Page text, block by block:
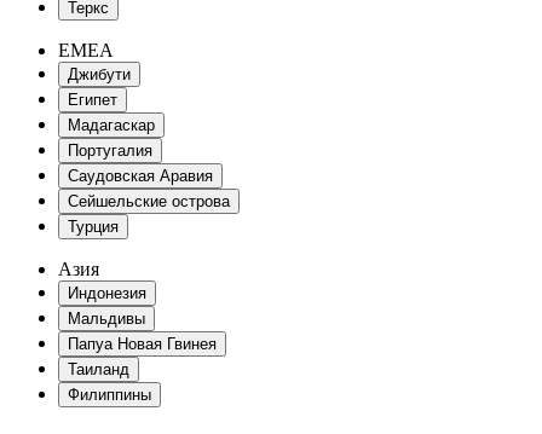
Теркс
EMEA
Джибути
Египет
Мадагаскар
Португалия
Саудовская Аравия
Сейшельские острова
Турция
Азия
Индонезия
Мальдивы
Папуа Новая Гвинея
Таиланд
Филиппины